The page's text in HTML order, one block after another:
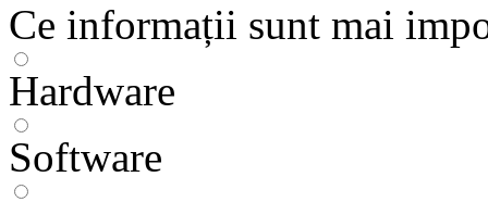
Ce informații sunt mai
Hardware
Software